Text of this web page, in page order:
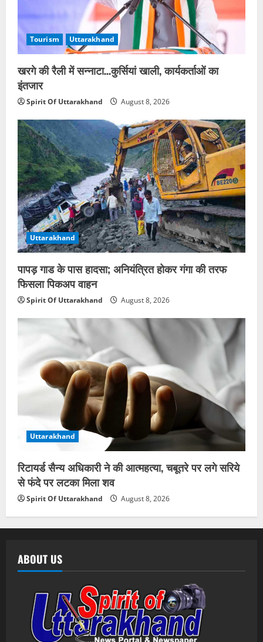
Tourism Uttarakhand
खरगे की रैली में सन्नाटा…कुर्सियां खाली, कार्यकर्ताओं का
इंतजार
Spirit Of Uttarakhand August 8, 2026
Uttarakhand
पापड़ गाड के पास हादसा; अनियंत्रित होकर गंगा की तरफ
फिसला पिकअप वाहन
Spirit Of Uttarakhand August 8, 2026
Uttarakhand
रिटायर्ड सैन्य अधिकारी ने की आत्महत्या, चबूतरे पर लगे सरिये
से फंदे पर लटका मिला शव
Spirit Of Uttarakhand August 8, 2026
ABOUT US